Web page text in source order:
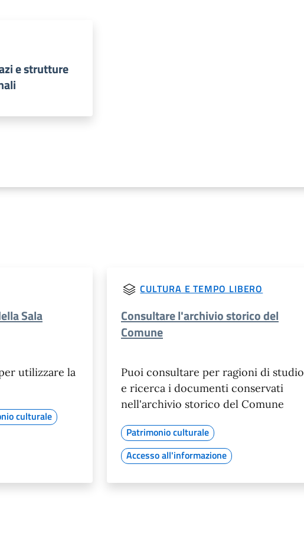
e strutture
Sala
utilizzare la
culturale
CULTURA E TEMPO LIBERO
Consultare l'archivio storico del
Comune
Puoi consultare per ragioni di studio
e ricerca i documenti conservati
nell'archivio storico del Comune
Patrimonio culturale
Accesso all'informazione